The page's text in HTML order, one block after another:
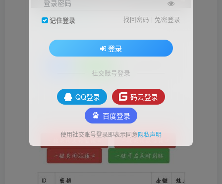
登录密码
记住登录 找回密码 | 免密登录
登录
社交账号登录
QQ登录
码云登录
百度登录
使用社交账号登录即表示同意隐私声明